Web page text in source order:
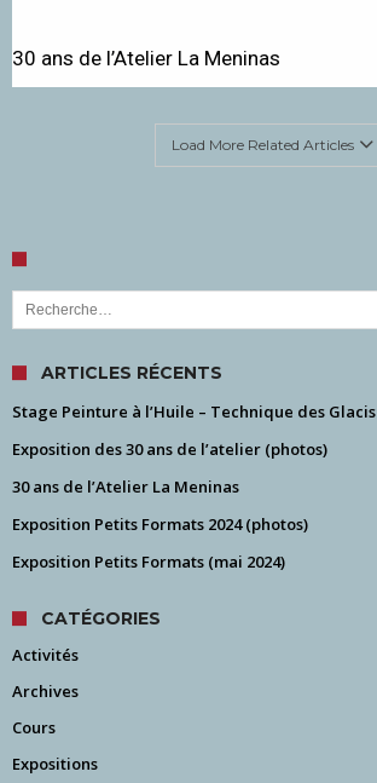
30 ans de l’Atelier La Meninas
Load More Related Articles
Rechercher :
ARTICLES RÉCENTS
Stage Peinture à l’Huile – Technique des Glacis
Exposition des 30 ans de l’atelier (photos)
30 ans de l’Atelier La Meninas
Exposition Petits Formats 2024 (photos)
Exposition Petits Formats (mai 2024)
CATÉGORIES
Activités
Archives
Cours
Expositions